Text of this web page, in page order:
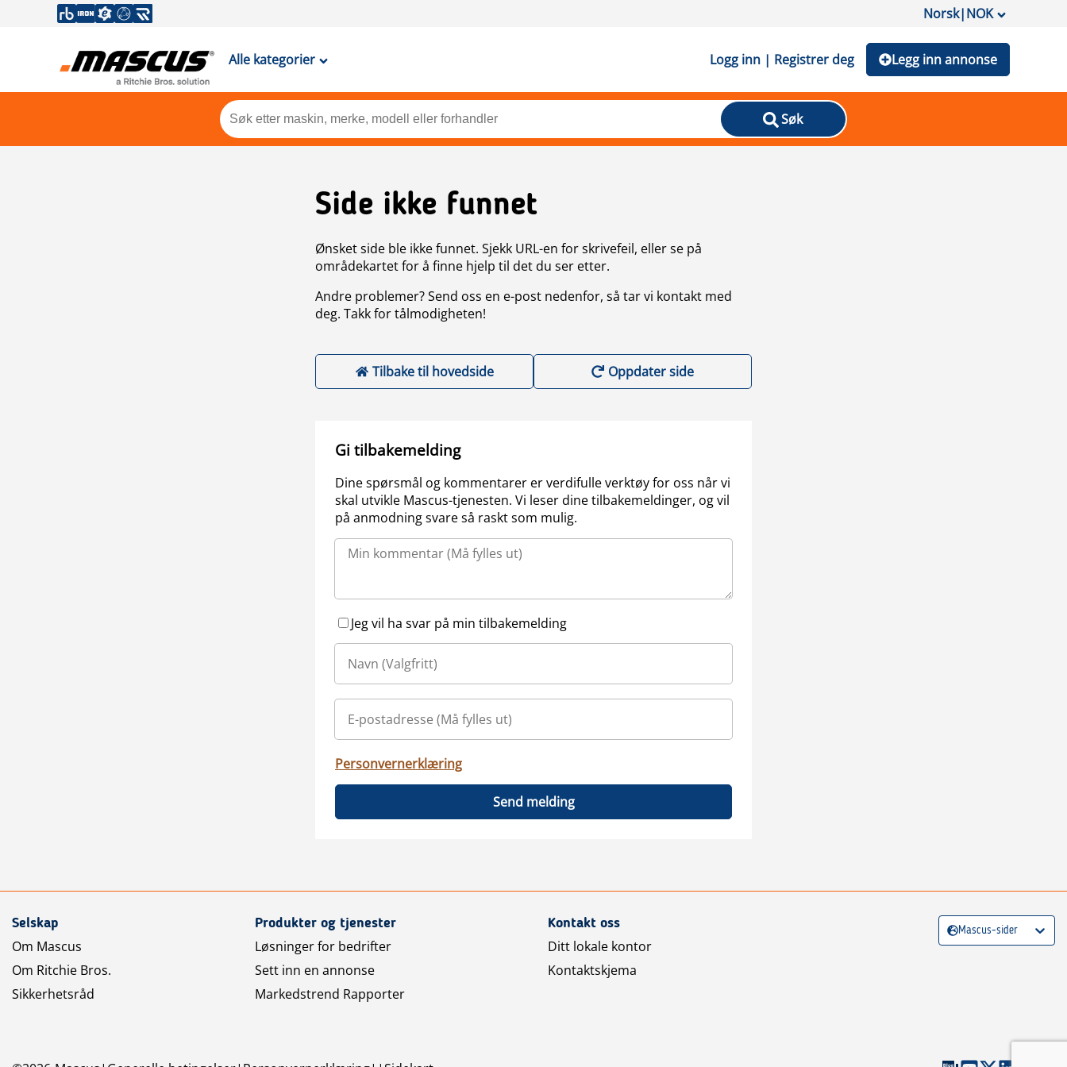
Norsk|NOK
Alle kategorier Logg inn | Registrer deg Legg inn annonse
Søk
Side ikke funnet
Ønsket side ble ikke funnet. Sjekk URL-en for skrivefeil, eller se på
områdekartet for å finne hjelp til det du ser etter.
Andre problemer? Send oss en e-post nedenfor, så tar vi kontakt med
deg. Takk for tålmodigheten!
Tilbake til hovedside Oppdater side
Gi tilbakemelding
Dine spørsmål og kommentarer er verdifulle verktøy for oss når vi
skal utvikle Mascus-tjenesten. Vi leser dine tilbakemeldinger, og vil
på anmodning svare så raskt som mulig.
Jeg vil ha svar på min tilbakemelding
Personvernerklæring
Send melding
Selskap
Om Mascus
Om Ritchie Bros.
Sikkerhetsråd
Produkter og tjenester
Løsninger for bedrifter
Sett inn en annonse
Markedstrend Rapporter
Kontakt oss
Ditt lokale kontor
Kontaktskjema
Mascus-sider